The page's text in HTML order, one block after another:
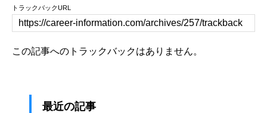
トラックバックURL
この記事へのトラックバックはありません。
最近の記事